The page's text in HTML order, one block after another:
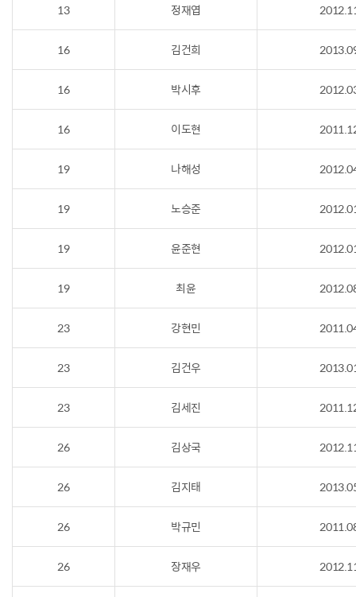
13 정재엽
16 김건희
16 박시후
16 이도현
19 나해성
19 노승준
19 윤준현
19 최윤
23 강현민
23 김건우
23 김세진
26 김상국
26 김지태
26 박규민
26 장재우